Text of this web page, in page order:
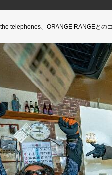
the telephones、ORANGE RANGEとの